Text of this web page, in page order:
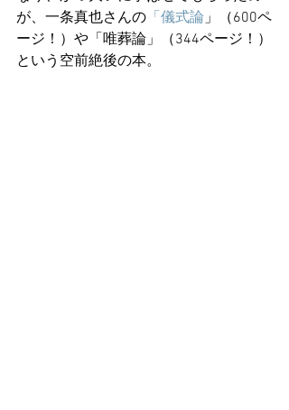
が、一条真也さんの 「儀式論」（600ペ
ージ！）や「唯葬論」（344ページ！）
という空前絶後の本。